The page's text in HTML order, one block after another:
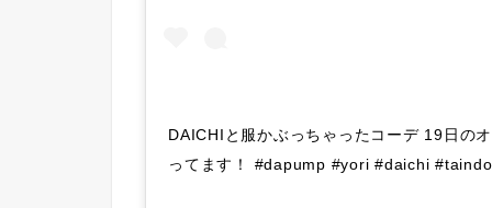
DAICHIと服かぶっちゃったコーデ 19日の
ってます！ #dapump #yori #daichi